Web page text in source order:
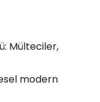
Mülteciler,
modern